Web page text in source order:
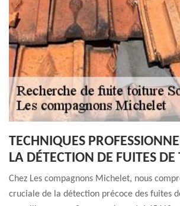
TECHNIQUES
LA DÉTECTION DE FUITES DE
Chez Les compagnons Michelet, nous
cruciale de la détection précoce des fuites